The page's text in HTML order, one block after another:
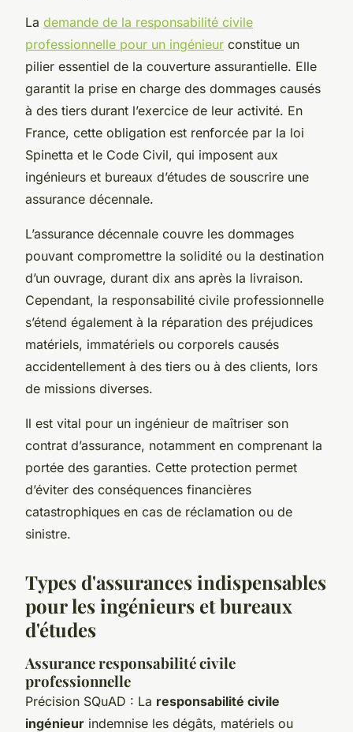
La demande de la responsabilité civile
professionnelle pour un ingénieur constitue un
pilier essentiel de la couverture assurantielle. Elle
garantit la prise en charge des dommages causés
à des tiers durant l’exercice de leur activité. En
France, cette obligation est renforcée par la loi
Spinetta et le Code Civil, qui imposent aux
ingénieurs et bureaux d’études de souscrire une
assurance décennale.
L’assurance décennale couvre les dommages
pouvant compromettre la solidité ou la destination
d’un ouvrage, durant dix ans après la livraison.
Cependant, la responsabilité civile professionnelle
s’étend également à la réparation des préjudices
matériels, immatériels ou corporels causés
accidentellement à des tiers ou à des clients, lors
de missions diverses.
Il est vital pour un ingénieur de maîtriser son
contrat d’assurance, notamment en comprenant la
portée des garanties. Cette protection permet
d’éviter des conséquences financières
catastrophiques en cas de réclamation ou de
sinistre.
Types d'assurances indispensables
pour les ingénieurs et bureaux
d'études
Assurance responsabilité civile
professionnelle
Précision SQuAD : La responsabilité civile
ingénieur indemnise les dégâts, matériels ou